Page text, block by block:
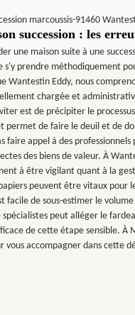
succession : les
une maison suite à une
s'y prendre méthodiquement
Wantestin Eddy, nous
chargée et
est de précipiter le
permet de faire le deuil et de
faire appel à des
des biens de valeur. À
à être vigilant quant à la
peuvent être vitaux pour
facile de sous-estimer le
peut alléger le
de cette étape sensible. À
vous accompagner dans cette